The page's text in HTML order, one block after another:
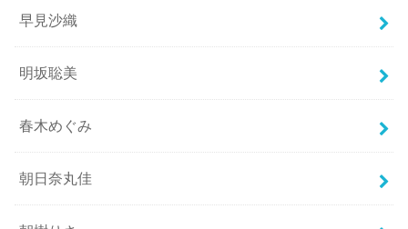
早見沙織
明坂聡美
春木めぐみ
朝日奈丸佳